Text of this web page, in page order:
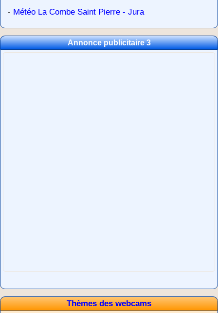
- Météo La Combe Saint Pierre - Jura
Annonce publicitaire 3
Thèmes des webcams